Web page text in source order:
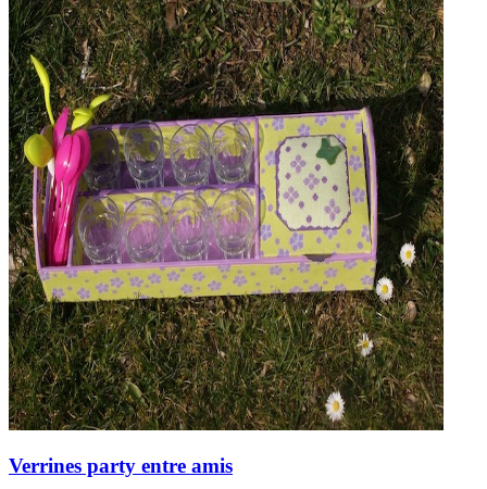
Verrines party entre amis